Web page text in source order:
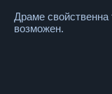
Драме свойственна
возможен.